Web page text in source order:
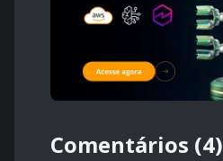
Comentários (4)